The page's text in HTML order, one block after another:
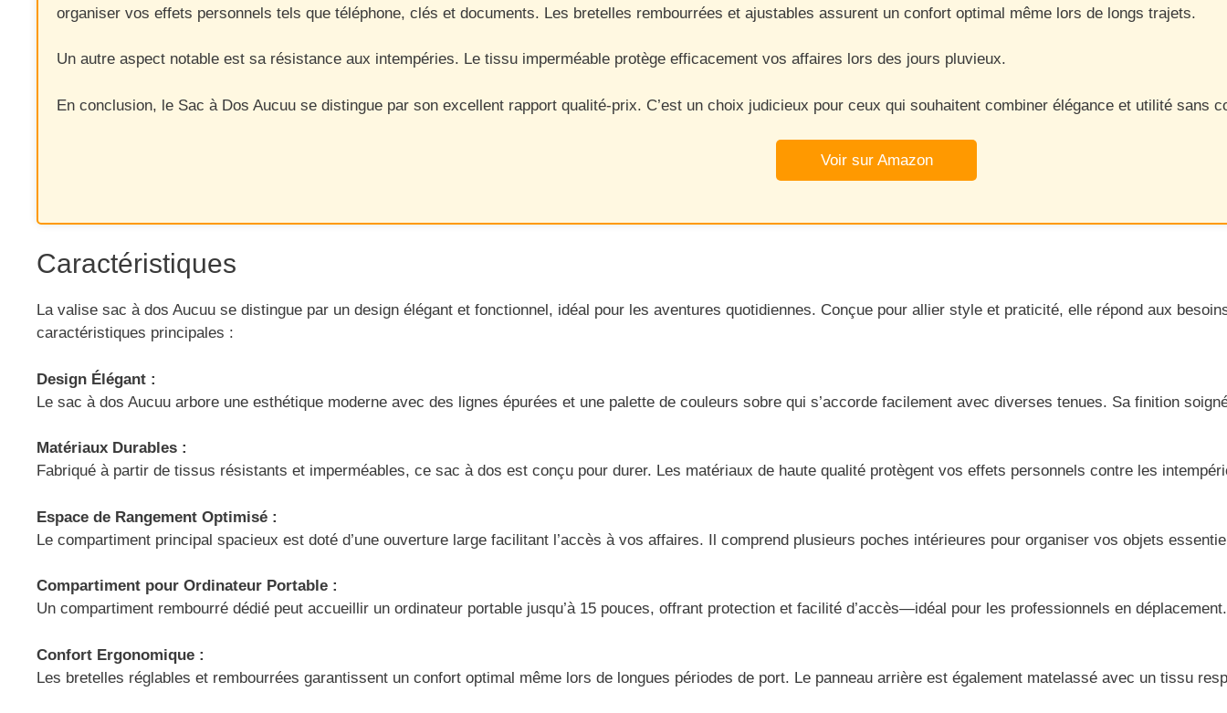
organiser vos effets personnels tels que téléphone, clés et documents. Les bretelles rembourrées et ajustables assurent un confort optimal même lors de longs trajets.
Un autre aspect notable est sa résistance aux intempéries. Le tissu imperméable protège efficacement vos affaires lors des jours pluvieux.
En conclusion, le Sac à Dos Aucuu se distingue par son excellent rapport qualité-prix. C’est un choix judicieux pour ceux qui souhaitent combiner élégance et utilité sans
Voir sur Amazon
Caractéristiques
La valise sac à dos Aucuu se distingue par un design élégant et fonctionnel, idéal pour les aventures quotidiennes. Conçue pour allier style et praticité, elle répond aux
caractéristiques principales :
Design Élégant :
Le sac à dos Aucuu arbore une esthétique moderne avec des lignes épurées et une palette de couleurs sobre qui s’accorde facilement avec diverses tenues. Sa finition
Matériaux Durables :
Fabriqué à partir de tissus résistants et imperméables, ce sac à dos est conçu pour durer. Les matériaux de haute qualité protègent vos effets personnels contre les
Espace de Rangement Optimisé :
Le compartiment principal spacieux est doté d’une ouverture large facilitant l’accès à vos affaires. Il comprend plusieurs poches intérieures pour organiser vos objets
Compartiment pour Ordinateur Portable :
Un compartiment rembourré dédié peut accueillir un ordinateur portable jusqu’à 15 pouces, offrant protection et facilité d’accès—idéal pour les professionnels en déplacement.
Confort Ergonomique :
Les bretelles réglables et rembourrées garantissent un confort optimal même lors de longues périodes de port. Le panneau arrière est également matelassé avec un tissu